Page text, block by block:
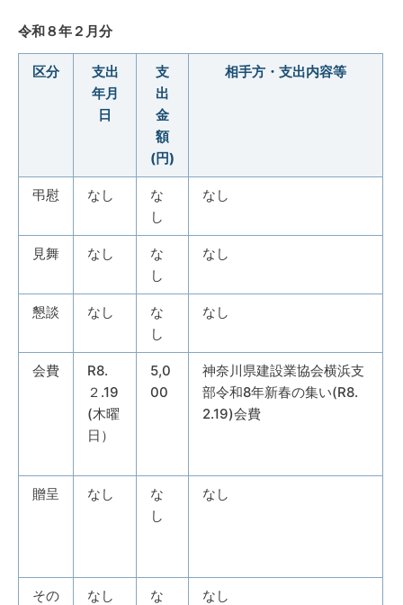
令和８年２月分
区分
支出
年月
日
支
出
金
額
(円)
相手方・支出内容等
弔慰 なし
な
し
なし
見舞 なし
な
し
なし
懇談 なし
な
し
なし
会費
R8.
２.19
(木曜
日）
5,0
00
神奈川県建設業協会横浜支
部令和8年新春の集い(R8.
2.19)会費
贈呈 なし
な
し
なし
その
なし
な
なし